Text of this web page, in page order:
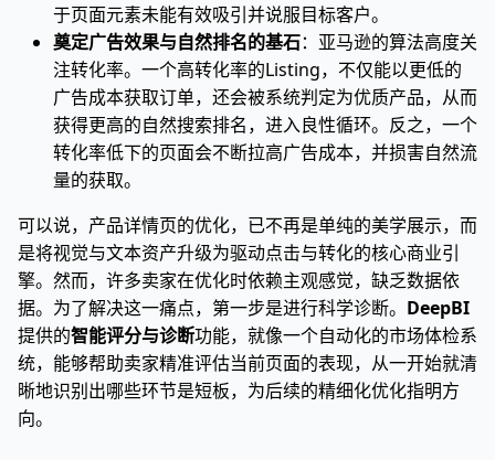
于页面元素未能有效吸引并说服目标客户。
奠定广告效果与自然排名的基石：亚马逊的算法高度关
注转化率。一个高转化率的Listing，不仅能以更低的
广告成本获取订单，还会被系统判定为优质产品，从而
获得更高的自然搜索排名，进入良性循环。反之，一个
转化率低下的页面会不断拉高广告成本，并损害自然流
量的获取。
可以说，产品详情页的优化，已不再是单纯的美学展示，而
是将视觉与文本资产升级为驱动点击与转化的核心商业引
擎。然而，许多卖家在优化时依赖主观感觉，缺乏数据依
据。为了解决这一痛点，第一步是进行科学诊断。 DeepBI
提供的智能评分与诊断功能，就像一个自动化的市场体检系
统，能够帮助卖家精准评估当前页面的表现，从一开始就清
晰地识别出哪些环节是短板，为后续的精细化优化指明方
向。